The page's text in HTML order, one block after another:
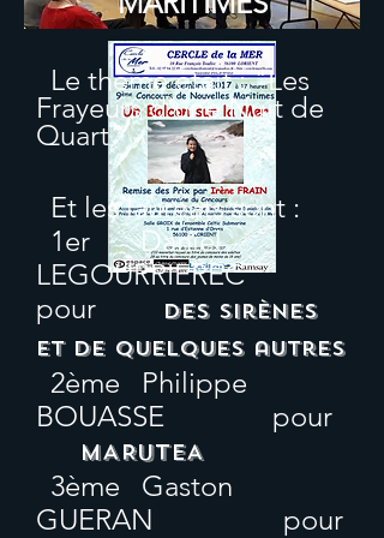
Le thème était : "Les
Frayeurs d'une Nuit de
Quart"
Et les lauréats sont :
1er Daniel
LEGOURRIEREC
pour
Des sirènes
et de quelques autres
2ème Philippe
BOUASSE pour
MARUTEA
3ème Gaston
GUERAN pour